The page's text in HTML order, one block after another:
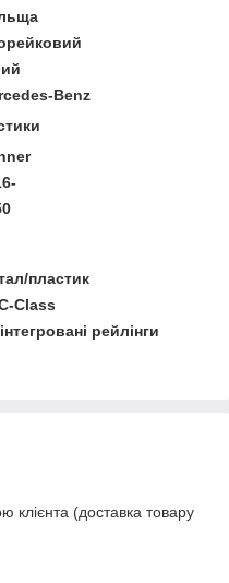
Benz
пластик
Class
рейлінги
клієнта (доставка товару